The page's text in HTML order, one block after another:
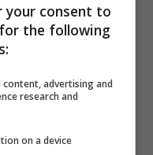
your consent to
the following
advertising and
research and
on a device